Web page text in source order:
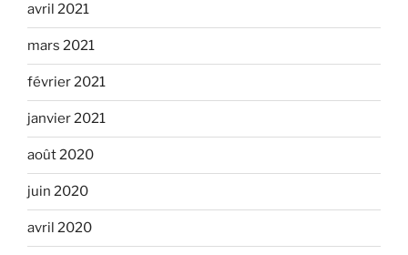
avril 2021
mars 2021
février 2021
janvier 2021
août 2020
juin 2020
avril 2020